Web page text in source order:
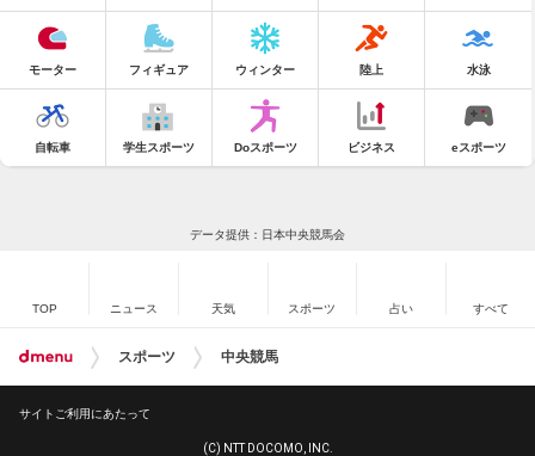
モーター フィギュア ウィンター 陸上 水泳
自転車 学生スポーツ Doスポーツ ビジネス eスポーツ
データ提供：日本中央競馬会
TOP ニュース 天気 スポーツ 占い すべて
スポーツ 中央競馬
サイトご利用にあたって
(C) NTT DOCOMO, INC.